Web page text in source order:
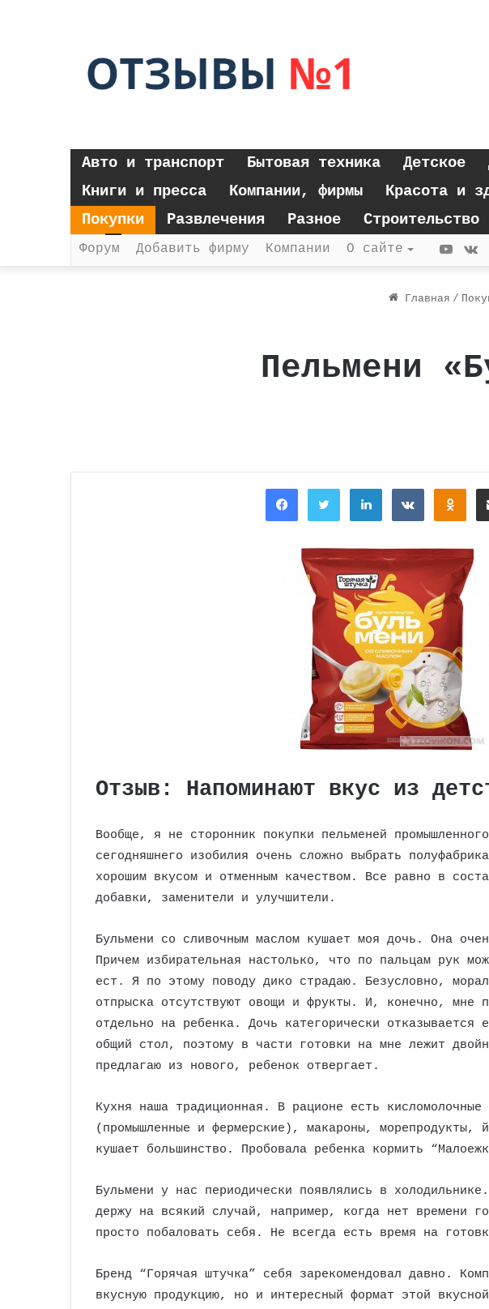
Авто и транспорт Бытовая техника Детское
Книги и пресса
Компании, фирмы Красота и
Покупки
Развлечения Разное
Форум Добавить фирму Компании О сайте
Главная /
Пельмени
FacebookTwitterLinkedInВконтакте
Отзыв: Напоминают вкус из
Вообще, я не сторонник покупки пельменей
сегодняшнего изобилия очень сложно выбрать
хорошим вкусом и отменным качеством. Все равно в
добавки, заменители и улучшители.
Бульмени со сливочным маслом кушает моя дочь. Она
Причем избирательная настолько, что по пальцам рук
ест. Я по этому поводу дико страдаю. Безусловно,
отпрыска отсутствуют овощи и фрукты. И, конечно, мне
отдельно на ребенка. Дочь категорически
общий стол, поэтому в части готовки на мне лежит
предлагаю из нового, ребенок отвергает.
Кухня наша традиционная. В рационе есть
(промышленные и фермерские), макароны, морепродукты,
кушает большинство. Пробовала ребенка кормить
Бульмени у нас периодически появлялись в
держу на всякий случай, например, когда нет времени
просто побаловать себя. Не всегда есть время на
Бренд “Горячая штучка” себя зарекомендовал давно.
вкусную продукцию, но и интересный формат этой